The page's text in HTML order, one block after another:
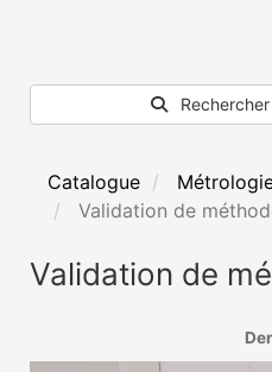
Catalogue
Validation de
Validation de